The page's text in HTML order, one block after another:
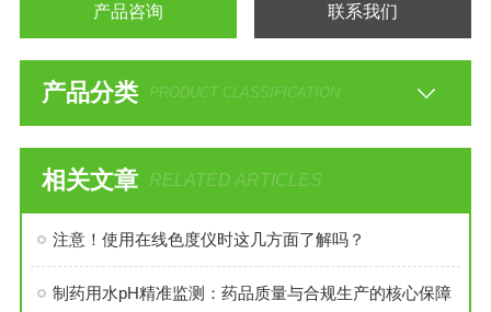
产品咨询 联系我们
产品分类 PRODUCT CLASSIFICATION
相关文章 RELATED ARTICLES
注意！使用在线色度仪时这几方面了解吗？
制药用水pH精准监测：药品质量与合规生产的核心保障